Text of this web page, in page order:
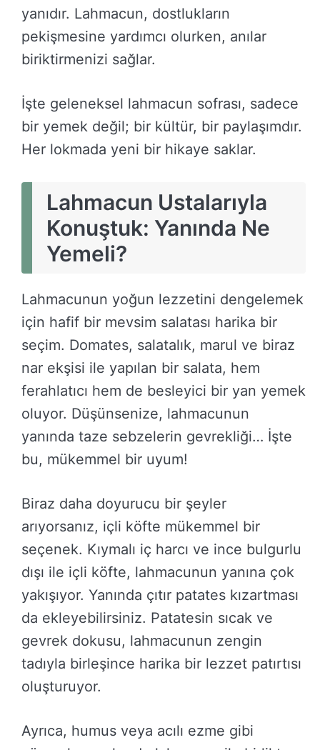
yanıdır. Lahmacun, dostlukların
pekişmesine yardımcı olurken, anılar
biriktirmenizi sağlar.
İşte geleneksel lahmacun sofrası, sadece
bir yemek değil; bir kültür, bir paylaşımdır.
Her lokmada yeni bir hikaye saklar.
Lahmacun Ustalarıyla
Konuştuk: Yanında Ne
Yemeli?
Lahmacunun yoğun lezzetini dengelemek
için hafif bir mevsim salatası harika bir
seçim. Domates, salatalık, marul ve biraz
nar ekşisi ile yapılan bir salata, hem
ferahlatıcı hem de besleyici bir yan yemek
oluyor. Düşünsenize, lahmacunun
yanında taze sebzelerin gevrekliği… İşte
bu, mükemmel bir uyum!
Biraz daha doyurucu bir şeyler
arıyorsanız, içli köfte mükemmel bir
seçenek. Kıymalı iç harcı ve ince bulgurlu
dışı ile içli köfte, lahmacunun yanına çok
yakışıyor. Yanında çıtır patates kızartması
da ekleyebilirsiniz. Patatesin sıcak ve
gevrek dokusu, lahmacunun zengin
tadıyla birleşince harika bir lezzet patırtısı
oluşturuyor.
Ayrıca, humus veya acılı ezme gibi